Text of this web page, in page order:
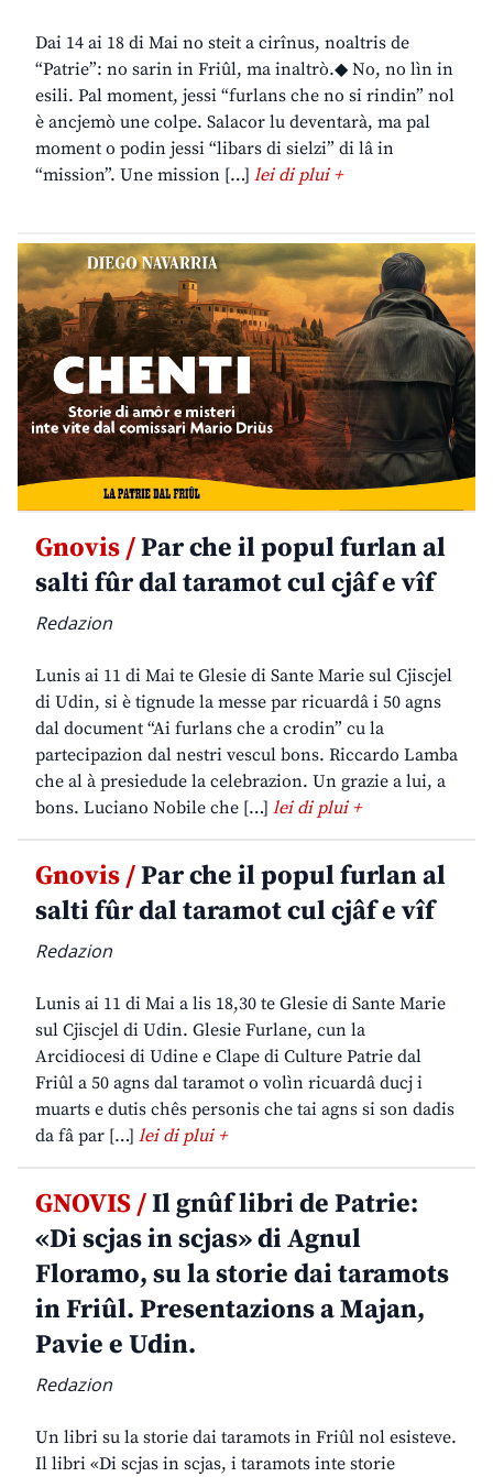
Dai 14 ai 18 di Mai no steit a cirînus, noaltris de
“Patrie”: no sarin in Friûl, ma inaltrò.◆ No, no lìn in
esili. Pal moment, jessi “furlans che no si rindin” nol
è ancjemò une colpe. Salacor lu deventarà, ma pal
moment o podin jessi “libars di sielzi” di lâ in
“mission”. Une mission […] lei di plui +
Gnovis /Par che il popul furlan al
salti fûr dal taramot cul cjâf e vîf
Redazion
Lunis ai 11 di Mai te Glesie di Sante Marie sul Cjiscjel
di Udin, si è tignude la messe par ricuardâ i 50 agns
dal document “Ai furlans che a crodin” cu la
partecipazion dal nestri vescul bons. Riccardo Lamba
che al à presiedude la celebrazion. Un grazie a lui, a
bons. Luciano Nobile che […] lei di plui +
Gnovis /Par che il popul furlan al
salti fûr dal taramot cul cjâf e vîf
Redazion
Lunis ai 11 di Mai a lis 18,30 te Glesie di Sante Marie
sul Cjiscjel di Udin. Glesie Furlane, cun la
Arcidiocesi di Udine e Clape di Culture Patrie dal
Friûl a 50 agns dal taramot o volìn ricuardâ ducj i
muarts e dutis chês personis che tai agns si son dadis
da fâ par […] lei di plui +
GNOVIS /Il gnûf libri de Patrie:
«Di scjas in scjas» di Agnul
Floramo, su la storie dai taramots
in Friûl. Presentazions a Majan,
Pavie e Udin.
Redazion
Un libri su la storie dai taramots in Friûl nol esisteve.
Il libri «Di scjas in scjas, i taramots inte storie